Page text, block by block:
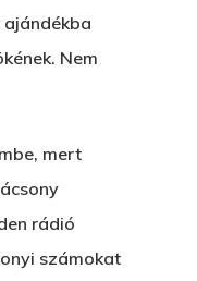
Nem
mert
rádió
számokat